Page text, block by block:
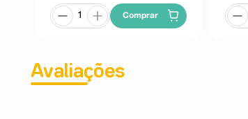
Comprar
Avaliações